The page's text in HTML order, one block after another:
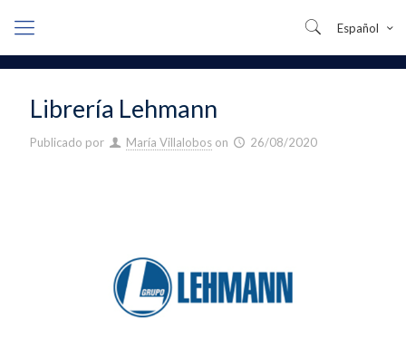
Español
Librería Lehmann
Publicado por María Villalobos on 26/08/2020